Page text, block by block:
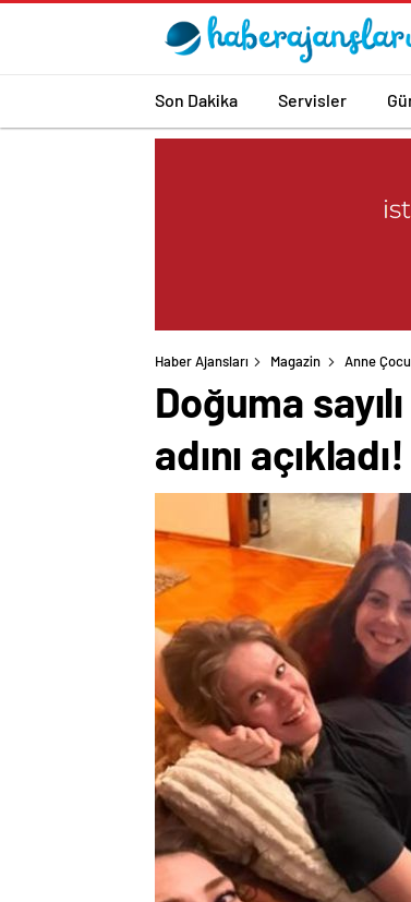
Son Dakika Servisler
Haber Ajansları Magazin Anne
Doğuma
adını açıkladı!